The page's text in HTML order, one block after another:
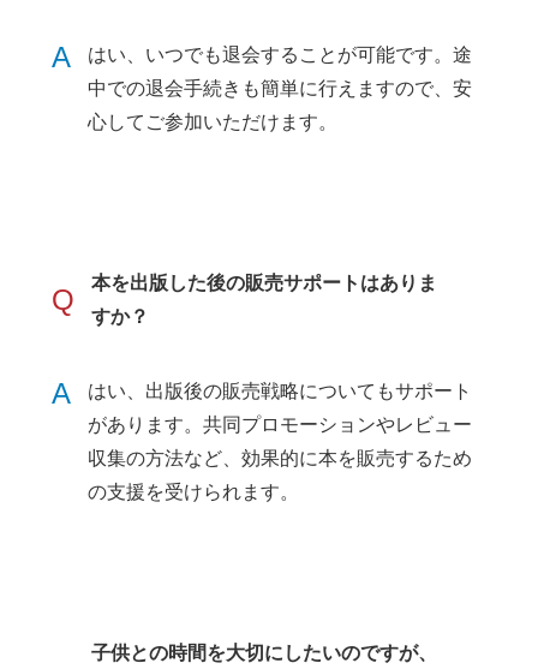
A
はい、いつでも退会することが可能です。途
中での退会手続きも簡単に行えますので、安
心してご参加いただけます。
Q
本を出版した後の販売サポートはありま
すか？
A
はい、出版後の販売戦略についてもサポート
があります。共同プロモーションやレビュー
収集の方法など、効果的に本を販売するため
の支援を受けられます。
子供との時間を大切にしたいのですが、